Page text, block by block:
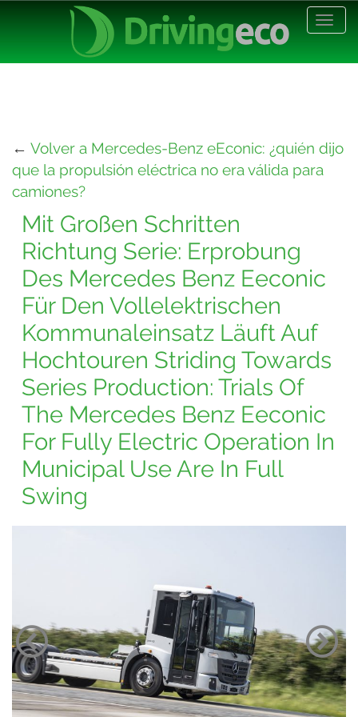
← Volver a Mercedes-Benz eEconic: ¿quién dijo
que la propulsión eléctrica no era válida para
camiones?
Mit Großen Schritten
Richtung Serie: Erprobung
Des Mercedes Benz Eeconic
Für Den Vollelektrischen
Kommunaleinsatz Läuft Auf
Hochtouren Striding Towards
Series Production: Trials Of
The Mercedes Benz Eeconic
For Fully Electric Operation In
Municipal Use Are In Full
Swing